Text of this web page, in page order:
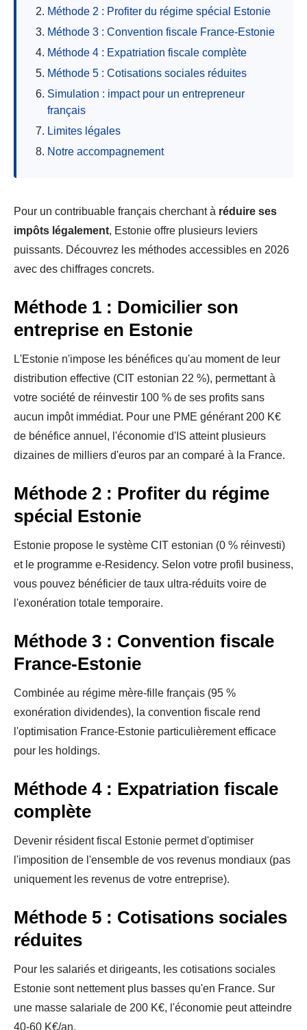
Méthode 2 : Profiter du régime spécial Estonie
Méthode 3 : Convention fiscale France-Estonie
Méthode 4 : Expatriation fiscale complète
Méthode 5 : Cotisations sociales réduites
Simulation : impact pour un entrepreneur
français
Limites légales
Notre accompagnement
Pour un contribuable français cherchant à réduire ses
impôts légalement, Estonie offre plusieurs leviers
puissants. Découvrez les méthodes accessibles en 2026
avec des chiffrages concrets.
Méthode 1 : Domicilier son
entreprise en Estonie
L'Estonie n'impose les bénéfices qu'au moment de leur
distribution effective (CIT estonian 22 %), permettant à
votre société de réinvestir 100 % de ses profits sans
aucun impôt immédiat. Pour une PME générant 200 K€
de bénéfice annuel, l'économie d'IS atteint plusieurs
dizaines de milliers d'euros par an comparé à la France.
Méthode 2 : Profiter du régime
spécial Estonie
Estonie propose le système CIT estonian (0 % réinvesti)
et le programme e-Residency. Selon votre profil business,
vous pouvez bénéficier de taux ultra-réduits voire de
l'exonération totale temporaire.
Méthode 3 : Convention fiscale
France-Estonie
Combinée au régime mère-fille français (95 %
exonération dividendes), la convention fiscale rend
l'optimisation France-Estonie particulièrement efficace
pour les holdings.
Méthode 4 : Expatriation fiscale
complète
Devenir résident fiscal Estonie permet d'optimiser
l'imposition de l'ensemble de vos revenus mondiaux (pas
uniquement les revenus de votre entreprise).
Méthode 5 : Cotisations sociales
réduites
Pour les salariés et dirigeants, les cotisations sociales
Estonie sont nettement plus basses qu'en France. Sur
une masse salariale de 200 K€, l'économie peut atteindre
40-60 K€/an.